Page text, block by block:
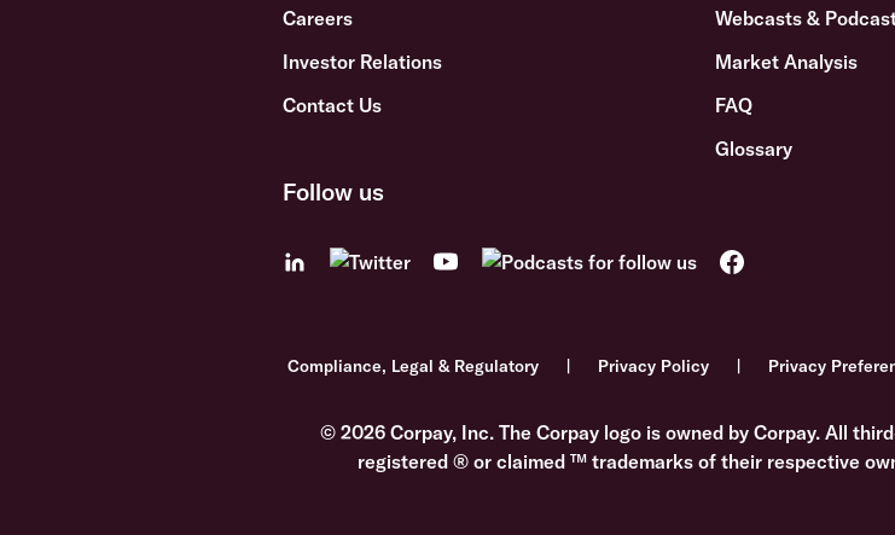
Careers
Investor Relations
Contact Us
Webcasts &
Market Analysis
FAQ
Glossary
Follow us
Compliance, Legal & Regulatory Privacy Policy Privacy
© 2026 Corpay, Inc. The Corpay logo is owned by Corpay. All
registered ® or claimed ™ trademarks of their respective